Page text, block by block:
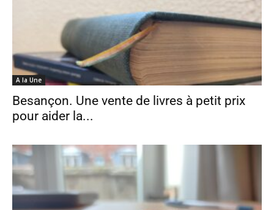
A la Une
Besançon. Une vente de livres à petit prix
pour aider la...